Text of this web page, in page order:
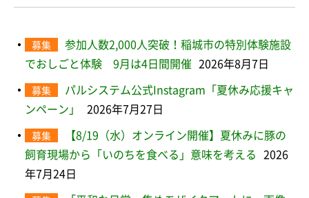
募集
参加人数2,000人突破！稲城市の特別体験施設
でおしごと体験 9月は4日間開催
2026年8月7日
募集
パルシステム公式Instagram「夏休み応援キャ
ンペーン」
2026年7月27日
募集
【8/19（水）オンライン開催】夏休みに豚の
飼育現場から「いのちを食べる」意味を考える
2026
年7月24日